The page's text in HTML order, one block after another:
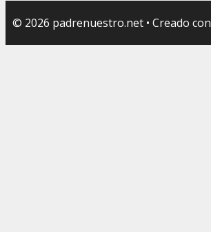
© 2026 padrenuestro.net • Creado con